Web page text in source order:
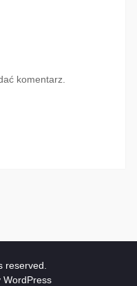
komentarz.
reserved.
WordPress